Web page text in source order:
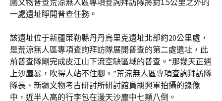
國文物普查荒涼無人區專項查詢拜訪隊將對1.5公里之外的
一處遺址睜開普查任務。
該遺址位于新疆策勒縣丹丹烏里克遺址北部約20公里處，
是荒涼無人區專項查詢拜訪隊展開普查的第二處遺址，此
前普查隊剛完成皮江山下流空缺區域的普查。“那幾天正遇
上沙塵暴，吹得人站不住腳。”荒涼無人區專項查詢拜訪隊
隊長、新疆文物考古研討所研討館員胡興軍拍攝的錄像
中，近半人高的行李包在漫天沙塵中七顛八倒。